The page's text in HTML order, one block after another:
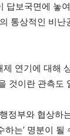
답보국면에 놓
통상적인 비
연기에 대해
것이란 관측도
정부와 협상하
는’ 명분이 될